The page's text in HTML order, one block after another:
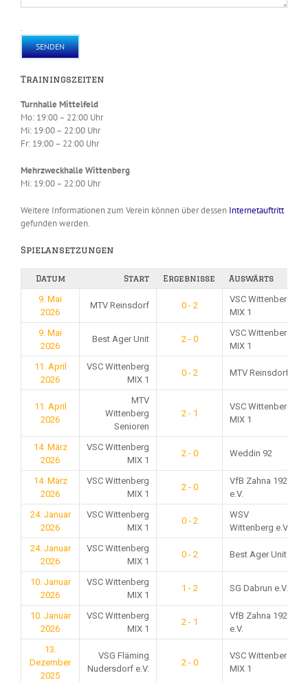
.
Trainingszeiten
Turnhalle Mittelfeld
Mo: 19:00 – 22:00 Uhr
Mi: 19:00 – 22:00 Uhr
Fr: 19:00 – 22:00 Uhr
Mehrzweckhalle Wittenberg
Mi: 19:00 – 22:00 Uhr
Weitere Informationen zum Verein können über dessen Internetauftritt
gefunden werden.
Spielansetzungen
Datum Start Ergebnisse Auswärts
9. Mai
2026
MTV Reinsdorf 0 - 2
VSC Wittenberg
MIX 1
9. Mai
2026
Best Ager Unit 2 - 0
VSC Wittenberg
MIX 1
11. April
2026
VSC Wittenberg
MIX 1
0 - 2 MTV Reinsdorf
11. April
2026
MTV
Wittenberg
Senioren
2 - 1
VSC Wittenberg
MIX 1
14. März
2026
VSC Wittenberg
MIX 1
2 - 0 Weddin 92
14. März
2026
VSC Wittenberg
MIX 1
2 - 0
VfB Zahna 1921
e.V.
24. Januar
2026
VSC Wittenberg
MIX 1
0 - 2
WSV
Wittenberg e.V.
24. Januar
2026
VSC Wittenberg
MIX 1
0 - 2 Best Ager Unit
10. Januar
2026
VSC Wittenberg
MIX 1
1 - 2 SG Dabrun e.V.
10. Januar
2026
VSC Wittenberg
MIX 1
2 - 1
VfB Zahna 1921
e.V.
13.
Dezember
2025
VSG Fläming
Nudersdorf e.V.
2 - 0
VSC Wittenberg
MIX 1